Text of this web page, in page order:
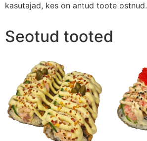
kasutajad, kes on antud toote ostnud.
Seotud tooted